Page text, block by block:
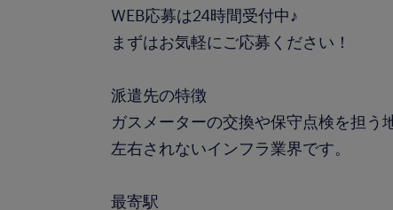
WEB応募は24時間受付中♪
まずはお気軽にご応募ください！
派遣先の特徴
ガスメーターの交換や保守点検を担う
左右されないインフラ業界です。
最寄駅